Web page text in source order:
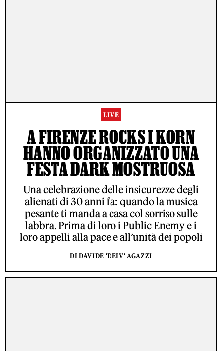
LIVE
A FIRENZE ROCKS I KORN
HANNO ORGANIZZATO UNA
FESTA DARK MOSTRUOSA
Una celebrazione delle insicurezze degli
alienati di 30 anni fa: quando la musica
pesante ti manda a casa col sorriso sulle
labbra. Prima di loro i Public Enemy e i
loro appelli alla pace e all’unità dei popoli
DI DAVIDE 'DEIV' AGAZZI